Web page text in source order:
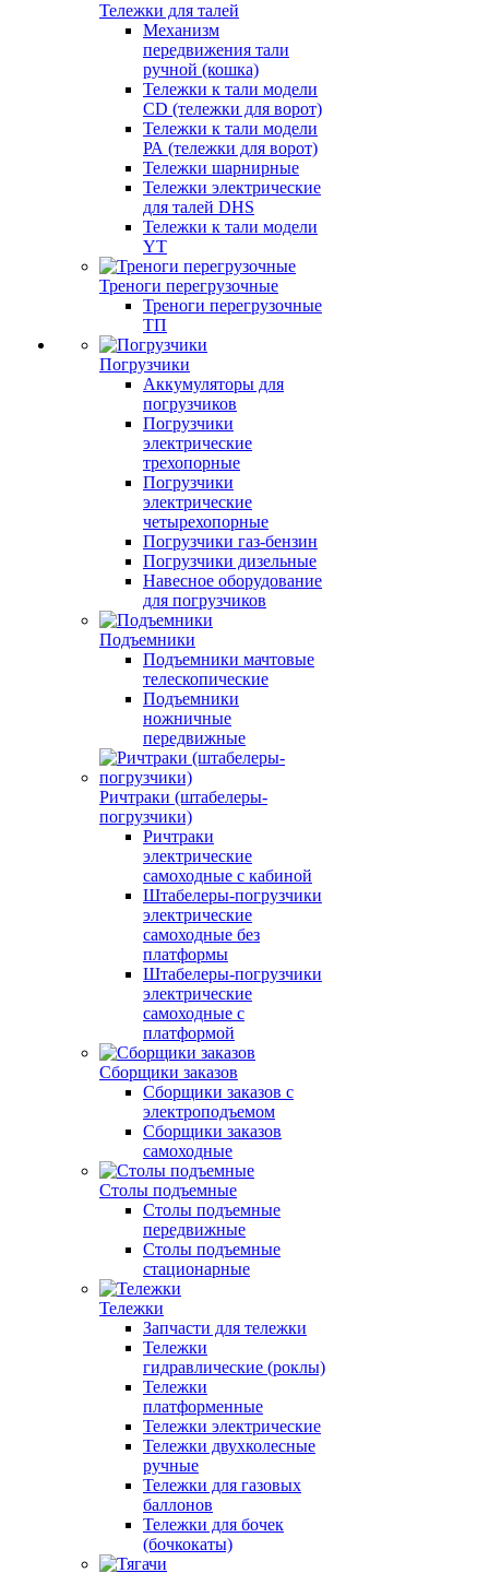
Тележки для талей
Механизм
передвижения тали
ручной (кошка)
Тележки к тали модели
CD (тележки для ворот)
Тележки к тали модели
РА (тележки для ворот)
Тележки шарнирные
Тележки электрические
для талей DHS
Тележки к тали модели
YT
Треноги перегрузочные
Треноги перегрузочные
ТП
Погрузчики
Аккумуляторы для
погрузчиков
Погрузчики
электрические
трехопорные
Погрузчики
электрические
четырехопорные
Погрузчики газ-бензин
Погрузчики дизельные
Навесное оборудование
для погрузчиков
Подъемники
Подъемники мачтовые
телескопические
Подъемники
ножничные
передвижные
Ричтраки (штабелеры-
погрузчики)
Ричтраки
электрические
самоходные с кабиной
Штабелеры-погрузчики
электрические
самоходные без
платформы
Штабелеры-погрузчики
электрические
самоходные с
платформой
Сборщики заказов
Сборщики заказов с
электроподъемом
Сборщики заказов
самоходные
Столы подъемные
Столы подъемные
передвижные
Столы подъемные
стационарные
Тележки
Запчасти для тележки
Тележки
гидравлические (роклы)
Тележки
платформенные
Тележки электрические
Тележки двухколесные
ручные
Тележки для газовых
баллонов
Тележки для бочек
(бочкокаты)